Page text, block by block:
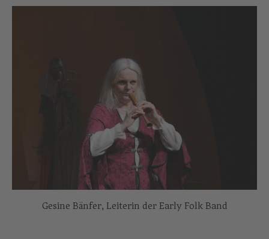
Gesine Bänfer, Leiterin der Early Folk Band